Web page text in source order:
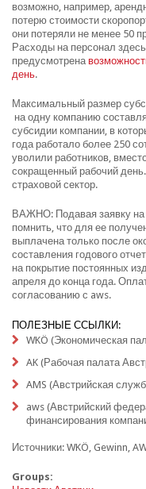
возможно, например,
потерю стоимости
они потеряли не менее 50
Расходы на персонал
предусмотрена
день.
Максимальный размер
на одну компанию
субсидии компании, в
года работало более 250
уволили работников,
сокращенный рабочий
страховой сектор.
ВАЖНО: Подавая заявку на
помнить, что для ее
выплачена только после
составления годового
на покрытие постоянных
апреля до конца года.
согласованию с aws.
ПОЛЕЗНЫЕ ССЫЛКИ:
WKÖ (Экономическая
AK (Рабочая палата
AMS (Австрийская
aws (Австрийский
финансирования
Источники: WKÖ, Gewinn,
Groups: